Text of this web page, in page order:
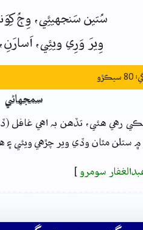
سُتين سَنجهيئِي، وِڄُ
وِيرَ وَرِي ويئِي، اَسارَنِ،
سمجهاڻي
رهي هئي، تڏهن بہ اهي غافل
۾ ستلن مٿان وڏي وير چڙهي ويئي ۽
سومرو ]